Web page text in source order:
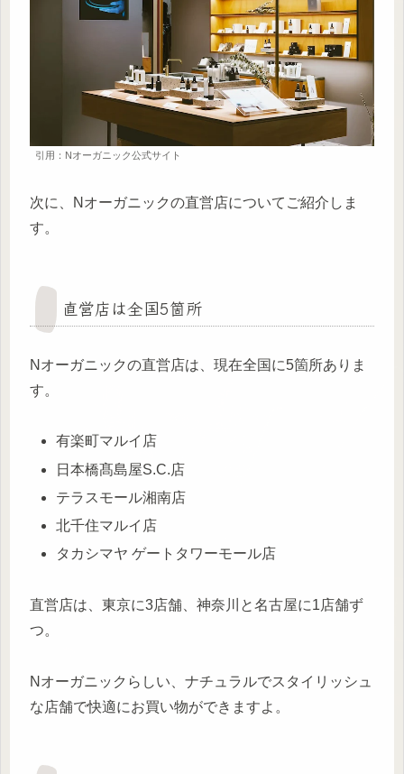
引用：Nオーガニック公式サイト
次に、Nオーガニックの直営店についてご紹介しま
す。
直営店は全国5箇所
Nオーガニックの直営店は、現在全国に5箇所ありま
す。
有楽町マルイ店
日本橋髙島屋S.C.店
テラスモール湘南店
北千住マルイ店
タカシマヤ ゲートタワーモール店
直営店は、東京に3店舗、神奈川と名古屋に1店舗ず
つ。
Nオーガニックらしい、ナチュラルでスタイリッシュ
な店舗で快適にお買い物ができますよ。